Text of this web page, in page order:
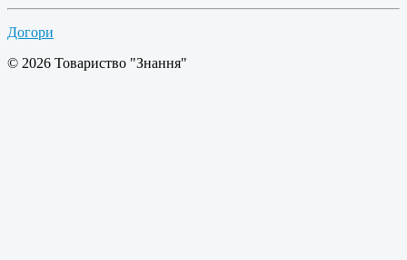
Догори
© 2026 Товариство "Знання"